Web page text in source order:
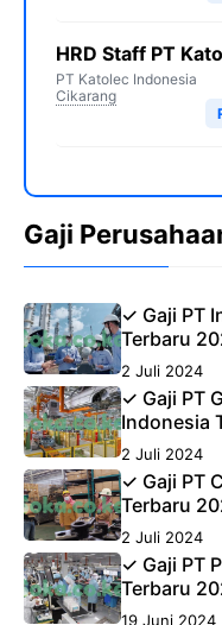
HRD Staff PT
PT Katolec Indonesia
Cikarang
Gaji
✓ Gaji PT
Terbaru
2 Juli 2024
✓ Gaji PT
Indonesia
2 Juli 2024
✓ Gaji PT
Terbaru
2 Juli 2024
✓ Gaji PT
Terbaru
19 Juni 2024